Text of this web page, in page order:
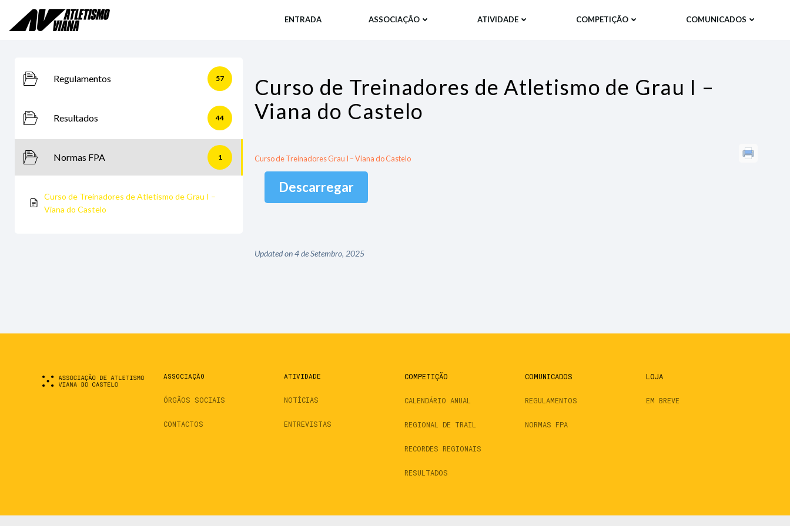
content
ENTRADA ASSOCIAÇÃO ATIVIDADE COMPETIÇÃO COMUNICADOS
Regulamentos 57
Resultados 44
Normas FPA 1
Curso de Treinadores de Atletismo de Grau I –
Viana do Castelo
Curso de Treinadores de Atletismo de Grau I –
Viana do Castelo
Curso de Treinadores Grau I – Viana do Castelo
Descarregar
Updated on 4 de Setembro, 2025
ASSOCIAÇÃO
ÓRGÃOS SOCIAIS
CONTACTOS
ATIVIDADE
NOTÍCIAS
ENTREVISTAS
COMPETIÇÃO
CALENDÁRIO ANUAL
REGIONAL DE TRAIL
RECORDES REGIONAIS
RESULTADOS
COMUNICADOS
REGULAMENTOS
NORMAS FPA
LOJA
EM BREVE